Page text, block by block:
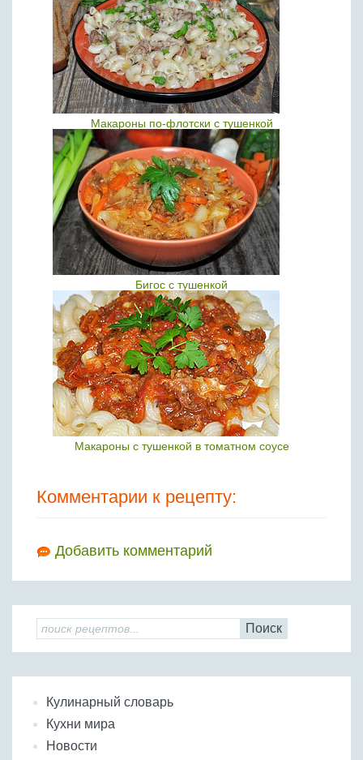
Макароны по-флотски с тушенкой
Бигос с тушенкой
Макароны с тушенкой в томатном соусе
Комментарии к рецепту:
Добавить комментарий
Поиск
Кулинарный словарь
Кухни мира
Новости